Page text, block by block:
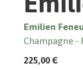
Emilien
Champagne
225,00 €